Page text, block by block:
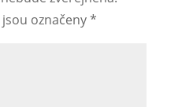
označeny*